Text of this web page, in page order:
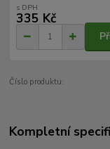
335 Kč
Číslo produktu:
Kompletní